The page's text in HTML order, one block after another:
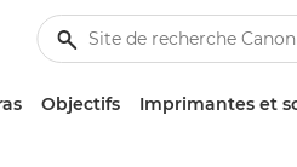
Objectifs Imprimantes et